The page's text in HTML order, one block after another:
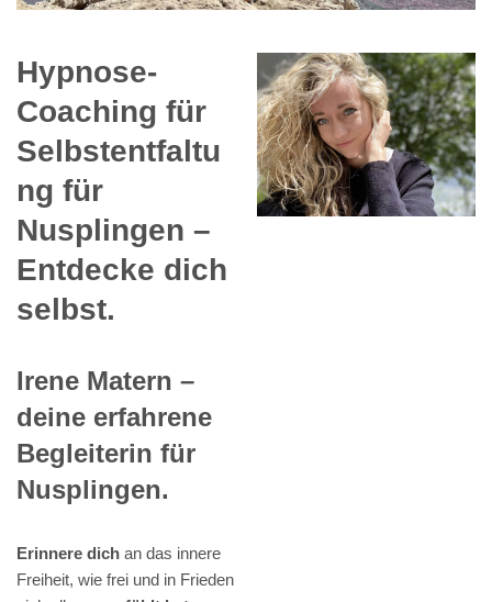
Hypnose-
Coaching für
Selbstentfaltu
ng für
Nusplingen –
Entdecke dich
selbst.
Irene Matern –
deine erfahrene
Begleiterin für
Nusplingen.
Erinnere dich an das innere
Freiheit, wie frei und in Frieden